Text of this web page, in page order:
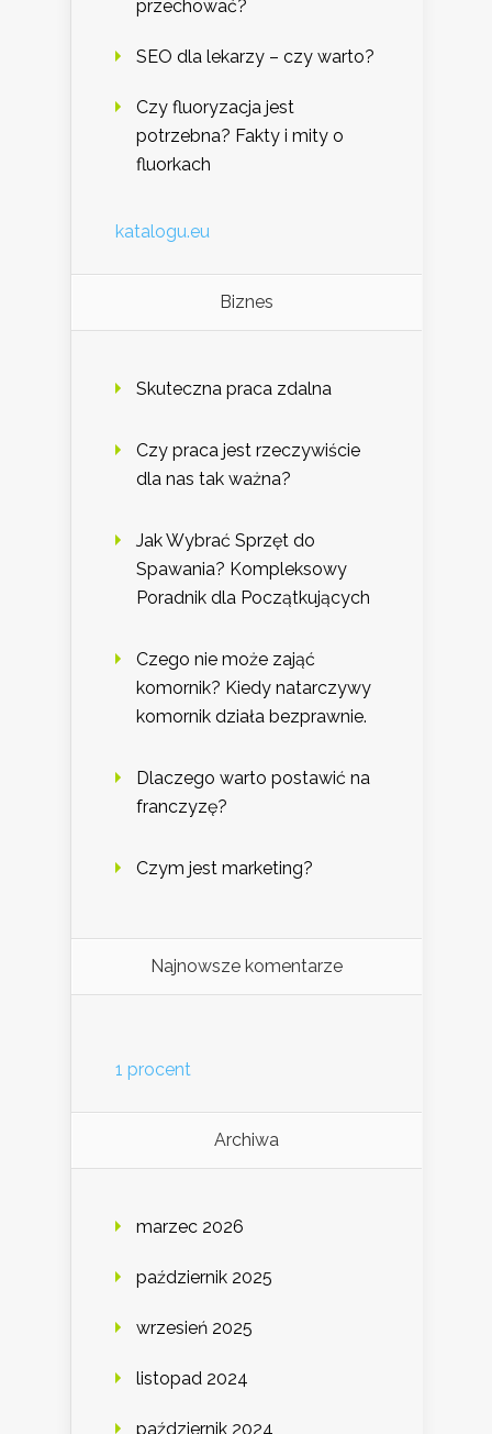
przechować?
SEO dla lekarzy – czy warto?
Czy fluoryzacja jest
potrzebna? Fakty i mity o
fluorkach
katalogu.eu
Biznes
Skuteczna praca zdalna
Czy praca jest rzeczywiście
dla nas tak ważna?
Jak Wybrać Sprzęt do
Spawania? Kompleksowy
Poradnik dla Początkujących
Czego nie może zająć
komornik? Kiedy natarczywy
komornik działa bezprawnie.
Dlaczego warto postawić na
franczyzę?
Czym jest marketing?
Najnowsze komentarze
1 procent
Archiwa
marzec 2026
październik 2025
wrzesień 2025
listopad 2024
październik 2024